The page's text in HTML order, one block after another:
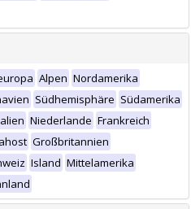
Alpen Nordamerika
Südhemisphäre Südamerika
Niederlande Frankreich
Großbritannien
Island Mittelamerika